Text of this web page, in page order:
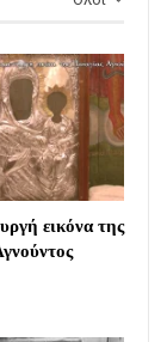
εικόνα της